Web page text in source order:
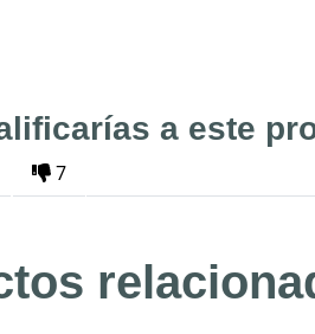
a este
7